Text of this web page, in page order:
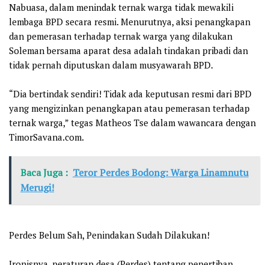
Nabuasa, dalam menindak ternak warga tidak mewakili
lembaga BPD secara resmi. Menurutnya, aksi penangkapan
dan pemerasan terhadap ternak warga yang dilakukan
Soleman bersama aparat desa adalah tindakan pribadi dan
tidak pernah diputuskan dalam musyawarah BPD.
“Dia bertindak sendiri! Tidak ada keputusan resmi dari BPD
yang mengizinkan penangkapan atau pemerasan terhadap
ternak warga,” tegas Matheos Tse dalam wawancara dengan
TimorSavana.com.
Baca Juga : Teror Perdes Bodong: Warga Linamnutu
Merugi!
Perdes Belum Sah, Penindakan Sudah Dilakukan!